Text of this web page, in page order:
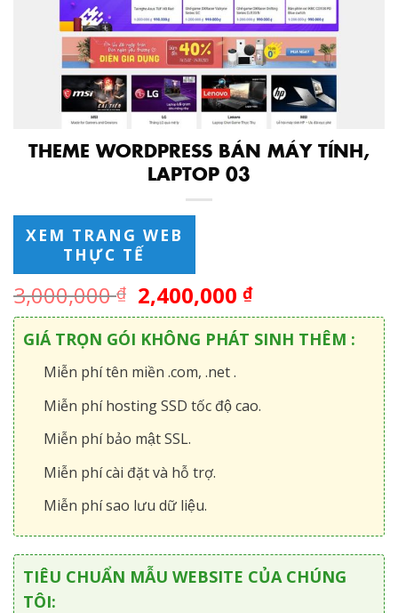
THEME WORDPRESS BÁN MÁY TÍNH,
LAPTOP 03
XEM TRANG WEB
THỰC TẾ
3,000,000₫ 2,400,000₫
GIÁ TRỌN GÓI KHÔNG PHÁT SINH THÊM :
Miễn phí tên miền .com, .net .
Miễn phí hosting SSD tốc độ cao.
Miễn phí bảo mật SSL.
Miễn phí cài đặt và hỗ trợ.
Miễn phí sao lưu dữ liệu.
TIÊU CHUẨN MẪU WEBSITE CỦA CHÚNG
TÔI: